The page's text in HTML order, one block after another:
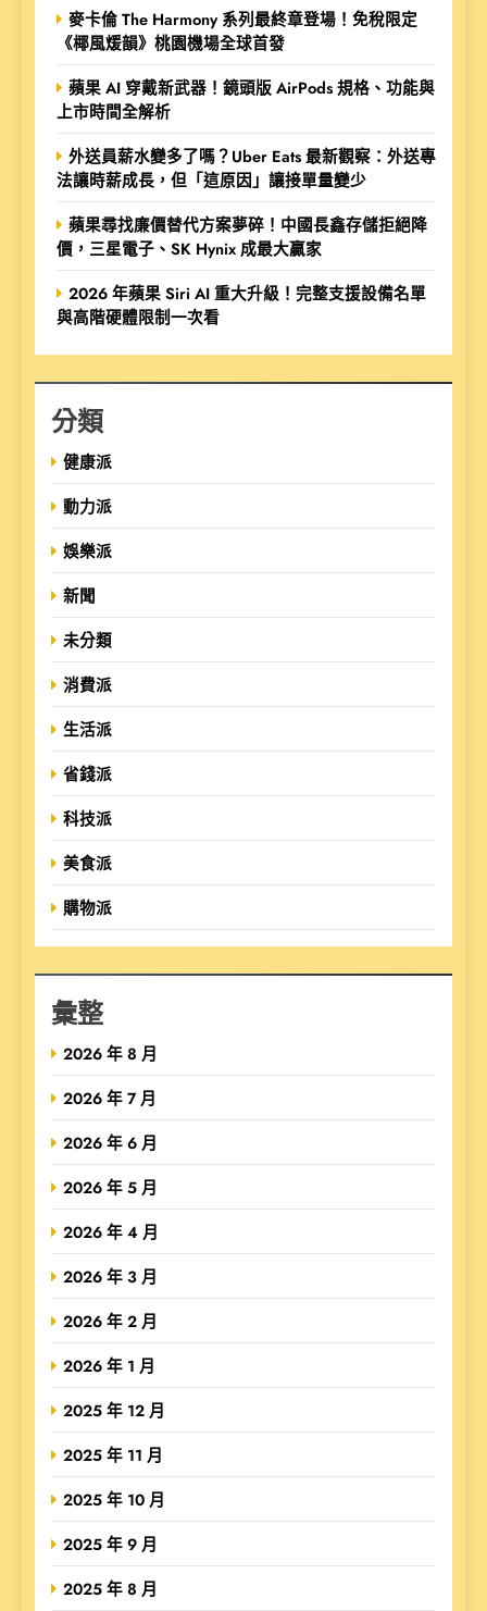
麥卡倫 The Harmony 系列最終章登場！免稅限定
《椰風煖韻》桃園機場全球首發
蘋果 AI 穿戴新武器！鏡頭版 AirPods 規格、功能與
上市時間全解析
外送員薪水變多了嗎？Uber Eats 最新觀察：外送專
法讓時薪成長，但「這原因」讓接單量變少
蘋果尋找廉價替代方案夢碎！中國長鑫存儲拒絕降
價，三星電子、SK Hynix 成最大贏家
2026 年蘋果 Siri AI 重大升級！完整支援設備名單
與高階硬體限制一次看
分類
健康派
動力派
娛樂派
新聞
未分類
消費派
生活派
省錢派
科技派
美食派
購物派
彙整
2026 年 8 月
2026 年 7 月
2026 年 6 月
2026 年 5 月
2026 年 4 月
2026 年 3 月
2026 年 2 月
2026 年 1 月
2025 年 12 月
2025 年 11 月
2025 年 10 月
2025 年 9 月
2025 年 8 月